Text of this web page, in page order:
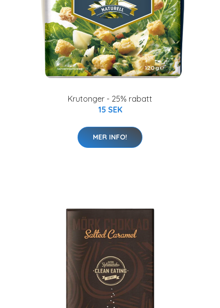
Krutonger - 25% rabatt
15 SEK
MER INFO!